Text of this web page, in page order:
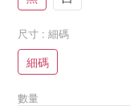
尺寸 : 細碼
細碼
數量